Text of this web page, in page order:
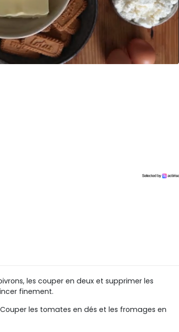
les couper en deux et supprimer les
finement.
les tomates en dés et les fromages en